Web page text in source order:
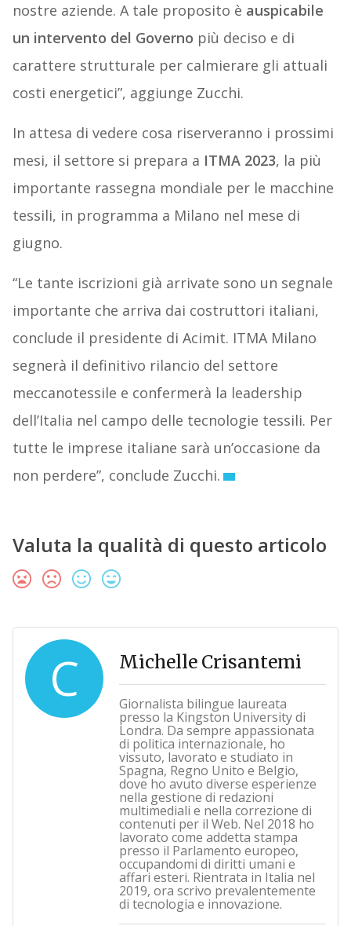
nostre aziende. A tale proposito è auspicabile
un intervento del Governo più deciso e di
carattere strutturale per calmierare gli attuali
costi energetici”, aggiunge Zucchi.
In attesa di vedere cosa riserveranno i prossimi
mesi, il settore si prepara a ITMA 2023, la più
importante rassegna mondiale per le macchine
tessili, in programma a Milano nel mese di
giugno.
“Le tante iscrizioni già arrivate sono un segnale
importante che arriva dai costruttori italiani,
conclude il presidente di Acimit. ITMA Milano
segnerà il definitivo rilancio del settore
meccanotessile e confermerà la leadership
dell’Italia nel campo delle tecnologie tessili. Per
tutte le imprese italiane sarà un’occasione da
non perdere”, conclude Zucchi.
Valuta la qualità di questo articolo
C Michelle Crisantemi
Giornalista bilingue laureata
presso la Kingston University di
Londra. Da sempre appassionata
di politica internazionale, ho
vissuto, lavorato e studiato in
Spagna, Regno Unito e Belgio,
dove ho avuto diverse esperienze
nella gestione di redazioni
multimediali e nella correzione di
contenuti per il Web. Nel 2018 ho
lavorato come addetta stampa
presso il Parlamento europeo,
occupandomi di diritti umani e
affari esteri. Rientrata in Italia nel
2019, ora scrivo prevalentemente
di tecnologia e innovazione.